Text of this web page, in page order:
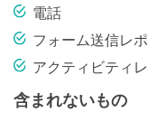
電話
フォーム送信レ
アクティビティ
含まれないもの